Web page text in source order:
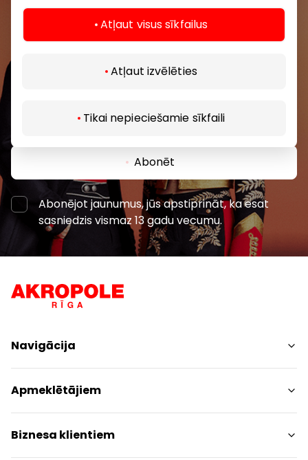
Atļaut visus sīkfailus
Atļaut izvēlēties
Tikai nepieciešamie sīkfaili
Uzzini pirmais par labākajiem piedāvājumiem,
pasākumiem un jaunāko informāciju iepirkšanās un
izklaides centros “AKROPOLE Alfa” un “AKROPOLE
Abonēt
Abonējot jaunumus, jūs apstiprināt, ka esat
sasniedzis vismaz 13 gadu vecumu.
Navigācija
Iepirkšanās
Pakalpojumi
Izklaides
Restorāni
Apmeklētājiem
Centra plāns
Dzīvniekiem draudzīgs
Biznesa klientiem